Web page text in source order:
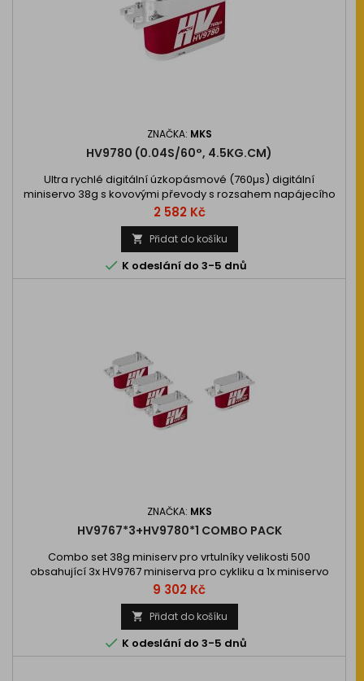
ZNAČKA: MKS
HV9780 (0.04S/60°, 4.5KG.CM)
Ultra rychlé digitální úzkopásmové (760µs) digitální
miniservo 38g s kovovými převody s rozsahem napájecího
napětí 6,0-8,4V, 2xBB. Ideální pro vyrovnávací rotory
vrtulníků velikosti 500, kompatibilní…
Cena
2 582 Kč
 Přidat do košíku
 K odeslání do 3-5 dnů
ZNAČKA: MKS
HV9767*3+HV9780*1 COMBO PACK
Combo set 38g miniserv pro vrtulníky velikosti 500
obsahující 3x HV9767 miniserva pro cykliku a 1x miniservo
HV9780 (úzkopásmové 760µs) pro ocasní rotor.
Kompatibilní s většinou 760µs gyroskopů a…
Cena
9 302 Kč
 Přidat do košíku
 K odeslání do 3-5 dnů